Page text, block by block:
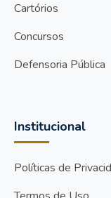
Cartórios
Concursos
Defensoria Pública
Institucional
Políticas de